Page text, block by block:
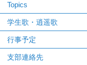
Topics
学生歌・逍遥歌
行事予定
支部連絡先